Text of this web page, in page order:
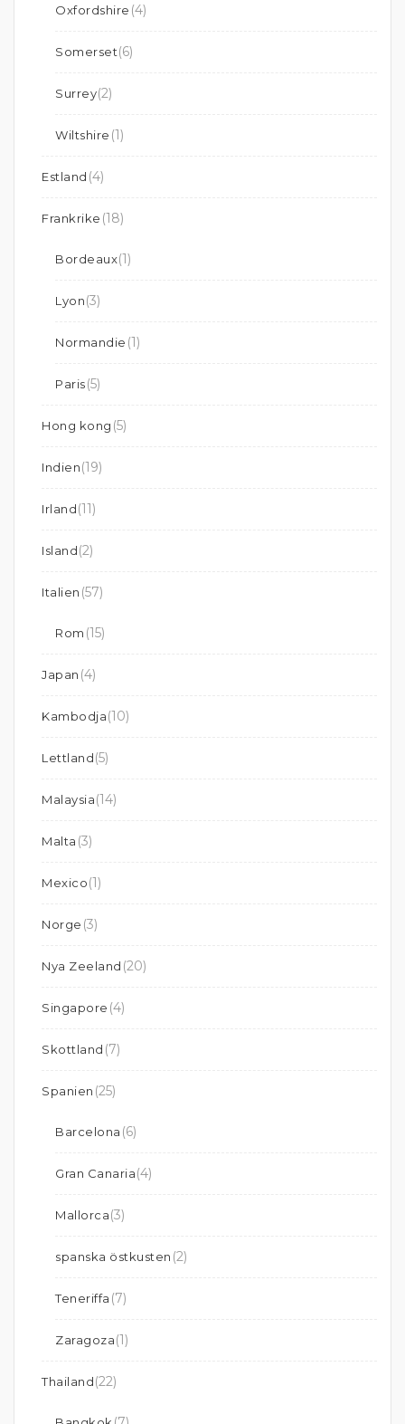
Oxfordshire (4)
Somerset(6)
Surrey(2)
Wiltshire (1)
Estland (4)
Frankrike (18)
Bordeaux(1)
Lyon(3)
Normandie (1)
Paris(5)
Hong kong (5)
Indien(19)
Irland(11)
Island(2)
Italien (57)
Rom (15)
Japan (4)
Kambodja(10)
Lettland(5)
Malaysia(14)
Malta (3)
Mexico(1)
Norge (3)
Nya Zeeland (20)
Singapore (4)
Skottland (7)
Spanien (25)
Barcelona (6)
Gran Canaria(4)
Mallorca(3)
spanska östkusten (2)
Teneriffa (7)
Zaragoza(1)
Thailand(22)